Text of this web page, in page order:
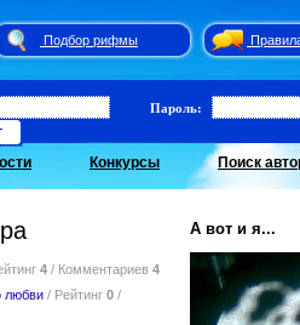
Подбор рифмы
Пароль:
Конкурсы Поиск
4 / Комментариев 4
любви / Рейтинг 0 /
А вот и я...